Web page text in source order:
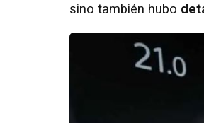
sino también hubo